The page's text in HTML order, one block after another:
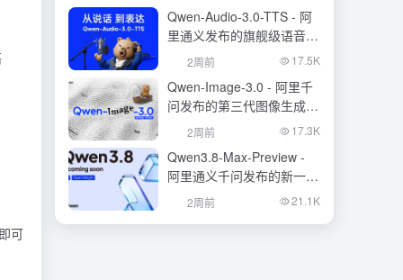
可
Qwen-Audio-3.0-TTS - 阿
里通义发布的旗舰级语音合
成大模型
2周前 17.5K
Qwen-Image-3.0 - 阿里千
问发布的第三代图像生成基
础模型
2周前 17.3K
Qwen3.8-Max-Preview -
阿里通义千问发布的新一代
旗舰大模型
2周前 21.1K